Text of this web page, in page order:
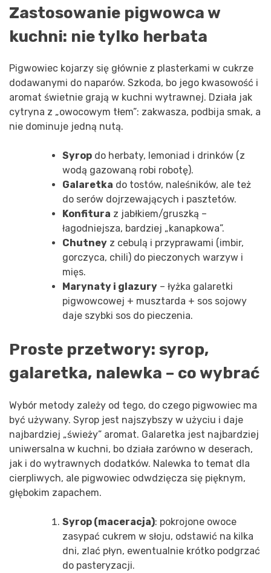
Zastosowanie pigwowca w
kuchni: nie tylko herbata
Pigwowiec kojarzy się głównie z plasterkami w cukrze
dodawanymi do naparów. Szkoda, bo jego kwasowość i
aromat świetnie grają w kuchni wytrawnej. Działa jak
cytryna z „owocowym tłem”: zakwasza, podbija smak, a
nie dominuje jedną nutą.
Syrop do herbaty, lemoniad i drinków (z
wodą gazowaną robi robotę).
Galaretka do tostów, naleśników, ale też
do serów dojrzewających i pasztetów.
Konfitura z jabłkiem/gruszką –
łagodniejsza, bardziej „kanapkowa”.
Chutney z cebulą i przyprawami (imbir,
gorczyca, chili) do pieczonych warzyw i
mięs.
Marynaty i glazury – łyżka galaretki
pigwowcowej + musztarda + sos sojowy
daje szybki sos do pieczenia.
Proste przetwory: syrop,
galaretka, nalewka – co wybrać
Wybór metody zależy od tego, do czego pigwowiec ma
być używany. Syrop jest najszybszy w użyciu i daje
najbardziej „świeży” aromat. Galaretka jest najbardziej
uniwersalna w kuchni, bo działa zarówno w deserach,
jak i do wytrawnych dodatków. Nalewka to temat dla
cierpliwych, ale pigwowiec odwdzięcza się pięknym,
głębokim zapachem.
Syrop (maceracja): pokrojone owoce
zasypać cukrem w słoju, odstawić na kilka
dni, zlać płyn, ewentualnie krótko podgrzać
do pasteryzacji.